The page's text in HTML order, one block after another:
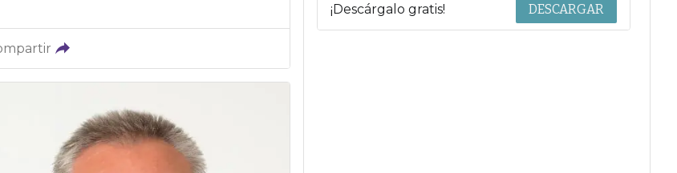
¡Descárgalo gratis! DESCARGAR